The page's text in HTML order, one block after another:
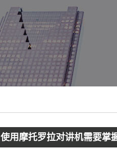
使用摩托罗拉对讲机需要掌